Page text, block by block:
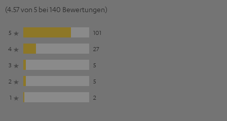
(4.57 von 5 bei 140 Bewertungen)
5
101
4
27
3
5
2
5
1
2